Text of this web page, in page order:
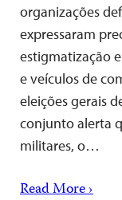
organizações
expressaram
estigmatização
e veículos de
eleições gerais
conjunto alerta
militares, o…
Read More ›